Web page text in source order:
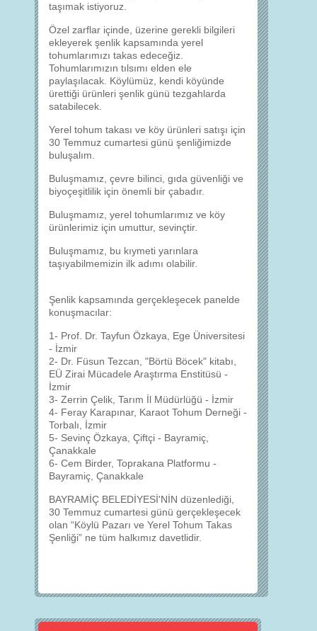
taşımak istiyoruz.
Özel zarflar içinde, üzerine gerekli bilgileri
ekleyerek şenlik kapsamında yerel
tohumlarımızı takas edeceğiz.
Tohumlarımızın tılsımı elden ele
paylaşılacak. Köylümüz, kendi köyünde
ürettiği ürünleri şenlik günü tezgahlarda
satabilecek.
Yerel tohum takası ve köy ürünleri satışı için
30 Temmuz cumartesi günü şenliğimizde
buluşalım.
Buluşmamız, çevre bilinci, gıda güvenliği ve
biyoçeşitlilik için önemli bir çabadır.
Buluşmamız, yerel tohumlarımız ve köy
ürünlerimiz için umuttur, sevinçtir.
Buluşmamız, bu kıymeti yarınlara
taşıyabilmemizin ilk adımı olabilir.
Şenlik kapsamında gerçekleşecek panelde
konuşmacılar:
1- Prof. Dr. Tayfun Özkaya, Ege Üniversitesi
- İzmir
2- Dr. Füsun Tezcan, "Börtü Böcek" kitabı,
EÜ Zirai Mücadele Araştırma Enstitüsü -
İzmir
3- Zerrin Çelik, Tarım İl Müdürlüğü - İzmir
4- Feray Karapınar, Karaot Tohum Derneği -
Torbalı, İzmir
5- Sevinç Özkaya, Çiftçi - Bayramiç,
Çanakkale
6- Cem Birder, Toprakana Platformu -
Bayramiç, Çanakkale
BAYRAMİÇ BELEDİYESİ'NİN düzenlediği,
30 Temmuz cumartesi günü gerçekleşecek
olan “Köylü Pazarı ve Yerel Tohum Takas
Şenliği” ne tüm halkımız davetlidir.